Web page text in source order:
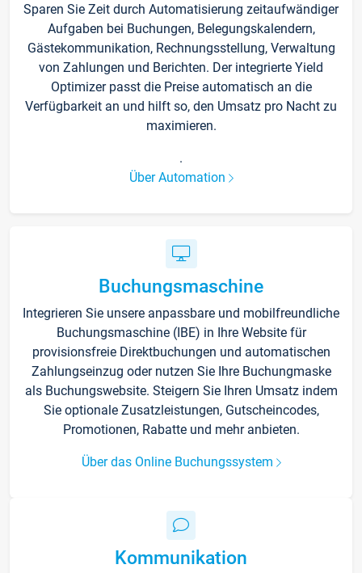
Sparen Sie Zeit durch Automatisierung zeitaufwändiger
Aufgaben bei Buchungen, Belegungskalendern,
Gästekommunikation, Rechnungsstellung, Verwaltung
von Zahlungen und Berichten. Der integrierte Yield
Optimizer passt die Preise automatisch an die
Verfügbarkeit an und hilft so, den Umsatz pro Nacht zu
maximieren.
.
Über Automation
Buchungsmaschine
Integrieren Sie unsere anpassbare und mobilfreundliche
Buchungsmaschine (IBE) in Ihre Website für
provisionsfreie Direktbuchungen und automatischen
Zahlungseinzug oder nutzen Sie Ihre Buchungmaske
als Buchungswebsite. Steigern Sie Ihren Umsatz indem
Sie optionale Zusatzleistungen, Gutscheincodes,
Promotionen, Rabatte und mehr anbieten.
Über das Online Buchungssystem
Kommunikation